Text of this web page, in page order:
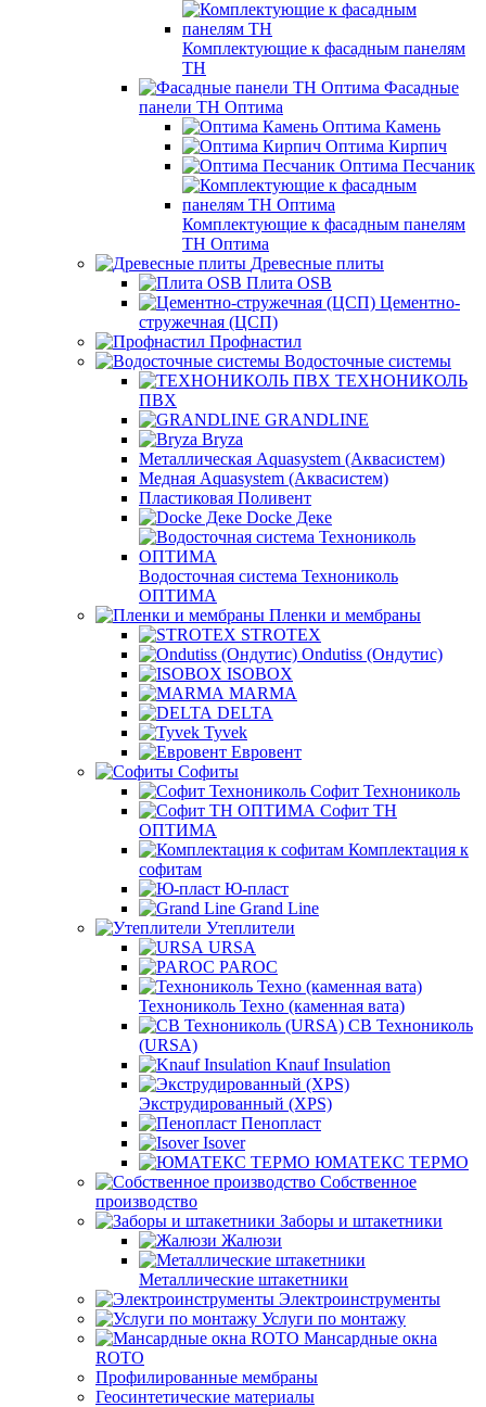
Комплектующие к фасадным панелям
ТН
Фасадные
панели ТН Оптима
Оптима Камень
Оптима Кирпич
Оптима Песчаник
Комплектующие к фасадным панелям
ТН Оптима
Древесные плиты
Плита OSB
Цементно-
стружечная (ЦСП)
Профнастил
Водосточные системы
ТЕХНОНИКОЛЬ
ПВХ
GRANDLINE
Bryza
Металлическая Aquasystem (Аквасистем)
Медная Aquasystem (Аквасистем)
Пластиковая Поливент
Docke Деке
Водосточная система Технониколь
ОПТИМА
Пленки и мембраны
STROTEX
Ondutiss (Ондутис)
ISOBOX
MARMA
DELTA
Tyvek
Евровент
Софиты
Софит Технониколь
Софит ТН
ОПТИМА
Комплектация к
софитам
Ю-пласт
Grand Line
Утеплители
URSA
PAROC
Технониколь Техно (каменная вата)
СВ Технониколь
(URSA)
Knauf Insulation
Экструдированный (XPS)
Пенопласт
Isover
ЮМАТЕКС ТЕРМО
Собственное
производство
Заборы и штакетники
Жалюзи
Металлические штакетники
Электроинструменты
Услуги по монтажу
Мансардные окна
ROTO
Профилированные мембраны
Геосинтетические материалы